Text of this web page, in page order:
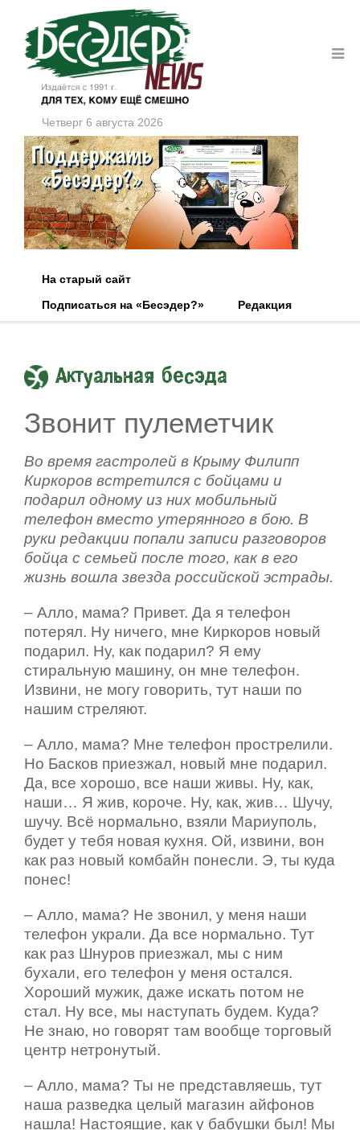
Четверг 6 августа 2026
На старый сайт
Подписаться на «Бесэдер?»
Редакция
Актуальная бесэда
Звонит пулеметчик
Во время гастролей в Крыму Филипп
Киркоров встретился с бойцами и
подарил одному из них мобильный
телефон вместо утерянного в бою. В
руки редакции попали записи разговоров
бойца с семьей после того, как в его
жизнь вошла звезда российской эстрады.
– Алло, мама? Привет. Да я телефон
потерял. Ну ничего, мне Киркоров новый
подарил. Ну, как подарил? Я ему
стиральную машину, он мне телефон.
Извини, не могу говорить, тут наши по
нашим стреляют.
– Алло, мама? Мне телефон прострелили.
Но Басков приезжал, новый мне подарил.
Да, все хорошо, все наши живы. Ну, как,
наши… Я жив, короче. Ну, как, жив… Шучу,
шучу. Всё нормально, взяли Мариуполь,
будет у тебя новая кухня. Ой, извини, вон
как раз новый комбайн понесли. Э, ты куда
понес!
– Алло, мама? Не звонил, у меня наши
телефон украли. Да все нормально. Тут
как раз Шнуров приезжал, мы с ним
бухали, его телефон у меня остался.
Хороший мужик, даже искать потом не
стал. Ну все, мы наступать будем. Куда?
Не знаю, но говорят там вообще торговый
центр нетронутый.
– Алло, мама? Ты не представляешь, тут
наша разведка целый магазин айфонов
нашла! Настоящие, как у бабушки был! Мы